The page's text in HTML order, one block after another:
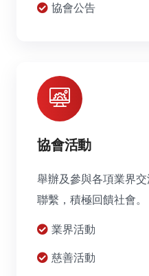
協會公告
協會活動
舉辦及參與各項業界
聯繫，積極回饋社會。
業界活動
慈善活動